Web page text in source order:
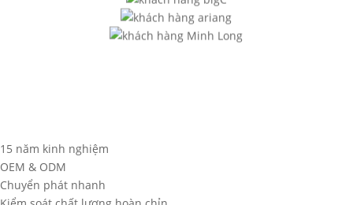
15 năm kinh nghiệm
OEM & ODM
Chuyển phát nhanh